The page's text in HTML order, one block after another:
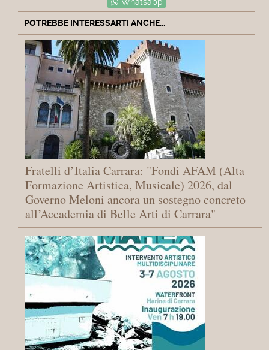
Whatsapp
POTREBBE INTERESSARTI ANCHE...
Fratelli d’Italia Carrara: "Fondi AFAM (Alta
Formazione Artistica, Musicale) 2026, dal
Governo Meloni ancora un sostegno concreto
all’Accademia di Belle Arti di Carrara"